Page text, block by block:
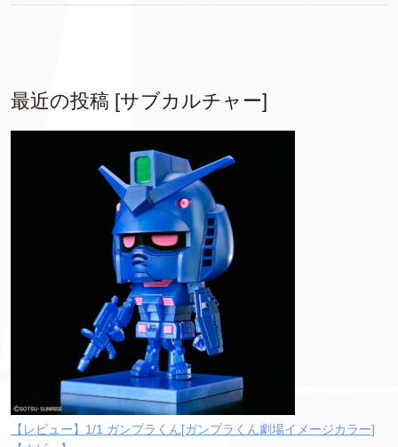
最近の投稿 [サブカルチャー]
【レビュー】1/1 ガンプラくん[ガンプラくん劇場イメージカラー]